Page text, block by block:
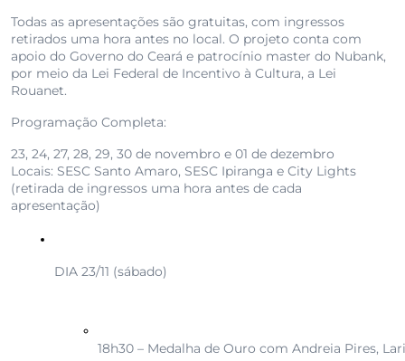
Todas as apresentações são gratuitas, com ingressos
retirados uma hora antes no local. O projeto conta com
apoio do Governo do Ceará e patrocínio master do Nubank,
por meio da Lei Federal de Incentivo à Cultura, a Lei
Rouanet.
Programação Completa:
23, 24, 27, 28, 29, 30 de novembro e 01 de dezembro
Locais: SESC Santo Amaro, SESC Ipiranga e City Lights
(retirada de ingressos uma hora antes de cada
apresentação)
DIA 23/11 (sábado)
18h30 – Medalha de Ouro com Andreia Pires,